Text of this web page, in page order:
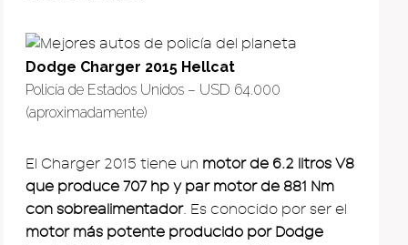
Dodge Charger 2015 Hellcat
Policía de Estados Unidos – USD 64.000
(aproximadamente)
El Charger 2015 tiene un motor de 6.2 litros V8
que produce 707 hp y par motor de 881 Nm
con sobrealimentador. Es conocido por ser el
motor más potente producido por Dodge